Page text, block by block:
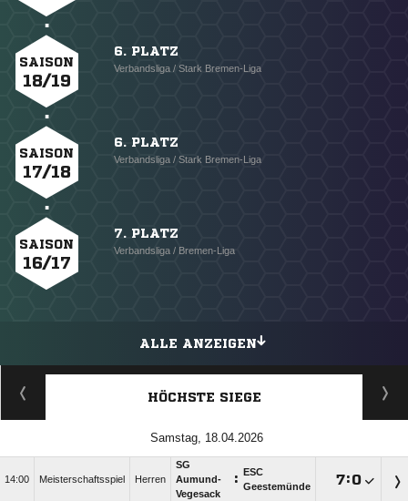
SAISON
18/19
6. PLATZ
Verbandsliga / Stark Bremen-Liga
SAISON
17/18
6. PLATZ
Verbandsliga / Stark Bremen-Liga
SAISON
16/17
7. PLATZ
Verbandsliga / Bremen-Liga
ALLE ANZEIGEN
HÖCHSTE SIEGE
Samstag, 18.04.2026
14:00 Meisterschaftsspiel Herren
SG
Aumund-
Vegesack
:
ESC
Geestemünde
: